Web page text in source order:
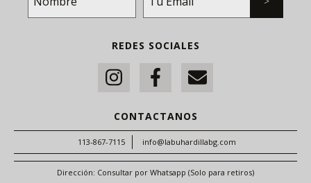
REDES SOCIALES
CONTACTANOS
113-867-7115 info@labuhardillabg.com
Dirección: Consultar por Whatsapp (Solo para retiros)